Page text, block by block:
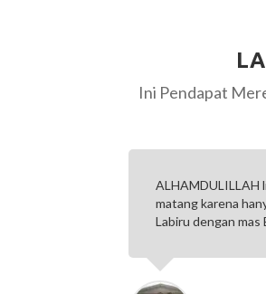
Ini Pendapat
ALHAMDULILLAH
matang karena
Labiru dengan mas